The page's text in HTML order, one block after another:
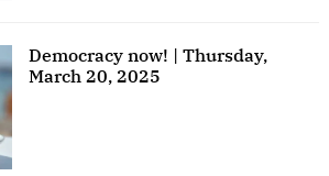
Democracy now! | Thursday,
March 20, 2025